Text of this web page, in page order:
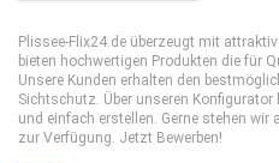
Plissee-Flix24.de überzeugt mit
bieten hochwertigen Produkten die für
Unsere Kunden erhalten den
Sichtschutz. Über unseren
und einfach erstellen. Gerne stehen
zur Verfügung. Jetzt Bewerben!